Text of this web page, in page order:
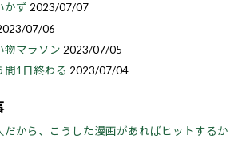
かず 2023/07/07
07/06
物マラソン 2023/07/05
間1日終わる 2023/07/04
だから、こうした漫画があればヒットするか